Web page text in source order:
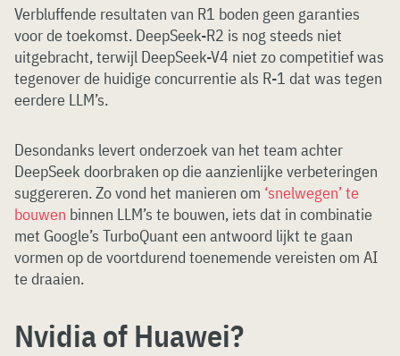
Verbluffende resultaten van R1 boden geen garanties
voor de toekomst. DeepSeek-R2 is nog steeds niet
uitgebracht, terwijl DeepSeek-V4 niet zo competitief was
tegenover de huidige concurrentie als R-1 dat was tegen
eerdere LLM’s.
Desondanks levert onderzoek van het team achter
DeepSeek doorbraken op die aanzienlijke verbeteringen
suggereren. Zo vond het manieren om ‘snelwegen’ te
bouwen binnen LLM’s te bouwen, iets dat in combinatie
met Google’s TurboQuant een antwoord lijkt te gaan
vormen op de voortdurend toenemende vereisten om AI
te draaien.
Nvidia of Huawei?